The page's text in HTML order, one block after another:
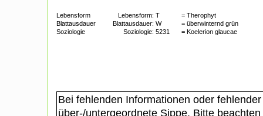
Lebensform Lebensform: T
= Therophyt
Blattausdauer
Blattausdauer: W
= überwinternd grün
Soziologie
Soziologie: 5231 = Koelerion glaucae
Bei fehlenden Informationen oder
über-/untergeordnete Sippe. Bitte